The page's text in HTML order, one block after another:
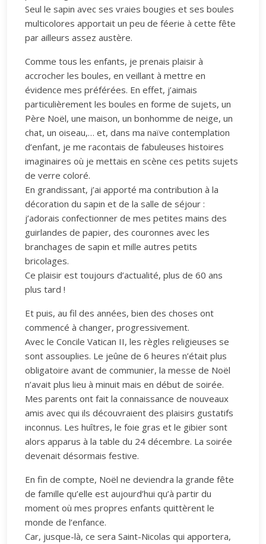
Seul le sapin avec ses vraies bougies et ses boules
multicolores apportait un peu de féerie à cette fête
par ailleurs assez austère.
Comme tous les enfants, je prenais plaisir à
accrocher les boules, en veillant à mettre en
évidence mes préférées. En effet, j’aimais
particulièrement les boules en forme de sujets, un
Père Noël, une maison, un bonhomme de neige, un
chat, un oiseau,… et, dans ma naïve contemplation
d’enfant, je me racontais de fabuleuses histoires
imaginaires où je mettais en scène ces petits sujets
de verre coloré.
En grandissant, j’ai apporté ma contribution à la
décoration du sapin et de la salle de séjour :
j’adorais confectionner de mes petites mains des
guirlandes de papier, des couronnes avec les
branchages de sapin et mille autres petits
bricolages.
Ce plaisir est toujours d’actualité, plus de 60 ans
plus tard !
Et puis, au fil des années, bien des choses ont
commencé à changer, progressivement.
Avec le Concile Vatican II, les règles religieuses se
sont assouplies. Le jeûne de 6 heures n’était plus
obligatoire avant de communier, la messe de Noël
n’avait plus lieu à minuit mais en début de soirée.
Mes parents ont fait la connaissance de nouveaux
amis avec qui ils découvraient des plaisirs gustatifs
inconnus. Les huîtres, le foie gras et le gibier sont
alors apparus à la table du 24 décembre. La soirée
devenait désormais festive.
En fin de compte, Noël ne deviendra la grande fête
de famille qu’elle est aujourd’hui qu’à partir du
moment où mes propres enfants quittèrent le
monde de l’enfance.
Car, jusque-là, ce sera Saint-Nicolas qui apportera,